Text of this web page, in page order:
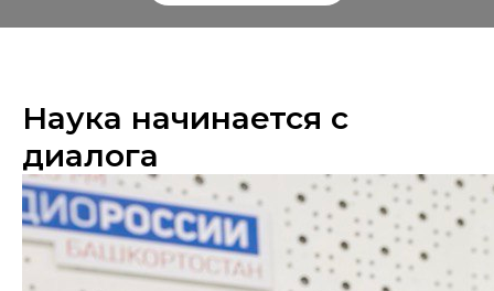
Наука начинается с
диалога